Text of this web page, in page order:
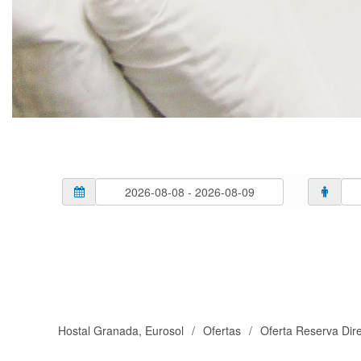
Hostal Granada, Eurosol Ofertas Oferta Reserva